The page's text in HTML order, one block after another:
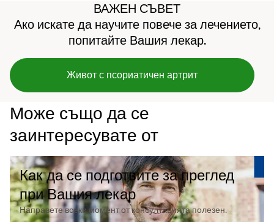
ВАЖЕН СЪВЕТ
Ако искате да научите повече за лечението,
попитайте Вашия лекар.
Живот с псориатичен артрит
Може също да се
заинтересувате от
Как да се подготвите за преглед
при Вашия лекар
Направете всеки момент от консултацията полезен.